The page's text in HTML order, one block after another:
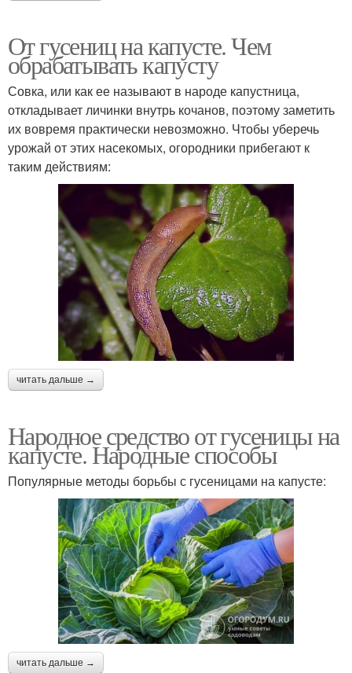
От гусениц на капусте. Чем
обрабатывать капусту
Совка, или как ее называют в народе капустница,
откладывает личинки внутрь кочанов, поэтому заметить
их вовремя практически невозможно. Чтобы уберечь
урожай от этих насекомых, огородники прибегают к
таким действиям:
читать дальше →
Народное средство от гусеницы на
капусте. Народные способы
Популярные методы борьбы с гусеницами на капусте:
читать дальше →